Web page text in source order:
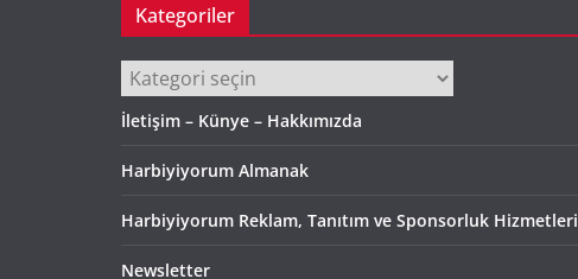
Kategoriler
Kategoriler
İletişim – Künye – Hakkımızda
Harbiyiyorum Almanak
Harbiyiyorum Reklam, Tanıtım ve Sponsorluk Hizmetleri
Newsletter